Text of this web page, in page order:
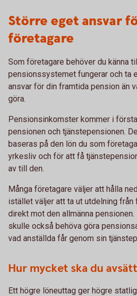
Större eget ansvar
företagare
Som företagare behöver du känna
pensionssystemet fungerar och ta
ansvar för din framtida pension än
göra.
Pensionsinkomster kommer i
pensionen och tjänstepensionen.
baseras på den lön du som
yrkesliv och för att få
av till den.
Många företagare väljer att hålla
istället väljer att ta ut utdelning
direkt mot den allmänna
skulle också behöva göra
vad anställda får genom sin
Hur mycket ska du
Ett högre löneuttag ger högre